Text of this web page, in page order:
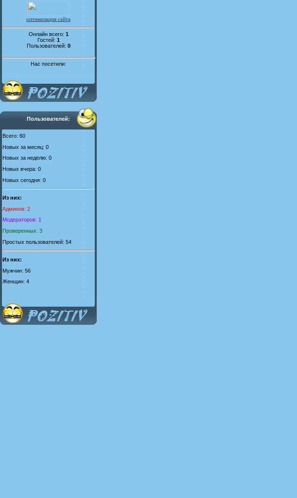
оптимизация сайта
Онлайн всего: 1
Гостей: 1
Пользователей: 0
Нас посетили:
Пользователей:
Всего: 60
Новых за месяц: 0
Новых за неделю: 0
Новых вчера: 0
Новых сегодня: 0
Из них:
Админов: 2
Модераторов: 1
Проверенных: 3
Простых пользователей: 54
Из них:
Мужчин: 56
Женщин: 4